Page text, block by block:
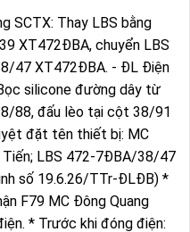
SCTX: Thay LBS bằng
XT472ĐBA, chuyển LBS
47 XT472ĐBA. - ĐL Điện
silicone đường dây từ
88, đấu lèo tại cột 38/91
đặt tên thiết bị: MC
LBS 472-7ĐBA/38/47
số 19.6.26/TTr-ĐLĐB) *
F79 MC Đông Quang
* Trước khi đóng điện: